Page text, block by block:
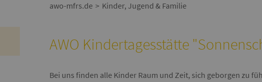
awo-mfrs.de Kinder, Jugend & Familie
AWO Kindertagesstätte
Bei uns finden alle Kinder Raum und Zeit, sich geborgen zu